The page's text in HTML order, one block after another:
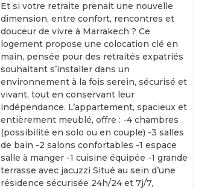
Et si votre retraite prenait une nouvelle
dimension, entre confort, rencontres et
douceur de vivre à Marrakech ? Ce
logement propose une colocation clé en
main, pensée pour des retraités expatriés
souhaitant s’installer dans un
environnement à la fois serein, sécurisé et
vivant, tout en conservant leur
indépendance. L’appartement, spacieux et
entièrement meublé, offre : -4 chambres
(possibilité en solo ou en couple) -3 salles
de bain -2 salons confortables -1 espace
salle à manger -1 cuisine équipée -1 grande
terrasse avec jacuzzi Situé au sein d’une
résidence sécurisée 24h/24 et 7j/7,